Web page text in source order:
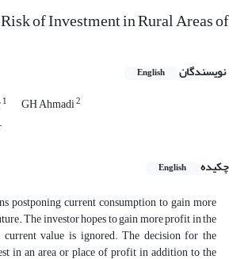
of Investment in Rural Areas of
نویسندگان English
1 GH Ahmadi2
چکیده
English
postponing current consumption to gain more
The investor hopes to gain more profit in the
value is ignored. The decision for the
in an area or place of profit in addition to the